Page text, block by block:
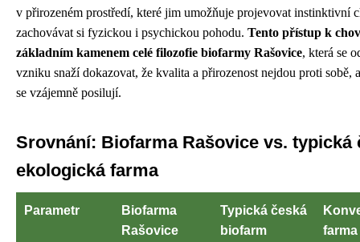
v přirozeném prostředí, které jim umožňuje projevovat instinktivní
zachovávat si fyzickou i psychickou pohodu. Tento přístup k
základním kamenem celé filozofie biofarmy Rašovice, která se
vzniku snaží dokazovat, že kvalita a přirozenost nejdou proti sobě,
se vzájemně posilují.
Srovnání: Biofarma Rašovice vs. typická
ekologická farma
Parametr
Biofarma
Rašovice
Typická česká
biofarm
farma